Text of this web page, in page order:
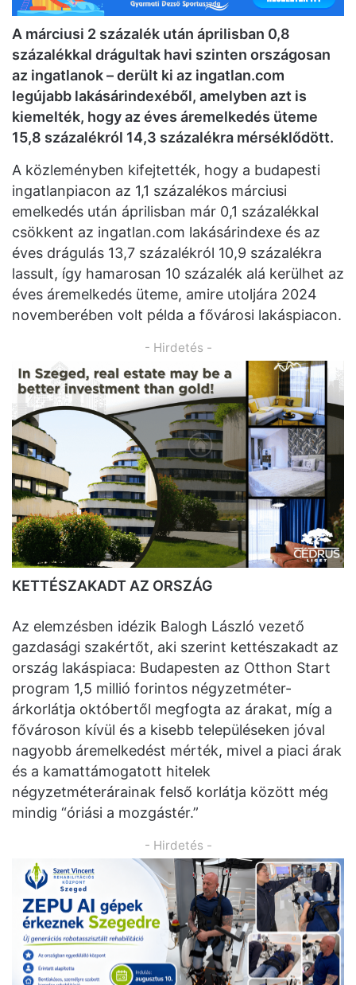
A márciusi 2 százalék után áprilisban 0,8
százalékkal drágultak havi szinten országosan
az ingatlanok – derült ki az ingatlan.com
legújabb lakásárindexéből, amelyben azt is
kiemelték, hogy az éves áremelkedés üteme
15,8 százalékról 14,3 százalékra mérséklődött.
A közleményben kifejtették, hogy a budapesti
ingatlanpiacon az 1,1 százalékos márciusi
emelkedés után áprilisban már 0,1 százalékkal
csökkent az ingatlan.com lakásárindexe és az
éves drágulás 13,7 százalékról 10,9 százalékra
lassult, így hamarosan 10 százalék alá kerülhet az
éves áremelkedés üteme, amire utoljára 2024
novemberében volt példa a fővárosi lakáspiacon.
- Hirdetés -
KETTÉSZAKADT AZ ORSZÁG
Az elemzésben idézik Balogh László vezető
gazdasági szakértőt, aki szerint kettészakadt az
ország lakáspiaca: Budapesten az Otthon Start
program 1,5 millió forintos négyzetméter-
árkorlátja októbertől megfogta az árakat, míg a
fővároson kívül és a kisebb településeken jóval
nagyobb áremelkedést mérték, mivel a piaci árak
és a kamattámogatott hitelek
négyzetméterárainak felső korlátja között még
mindig “óriási a mozgástér.”
- Hirdetés -